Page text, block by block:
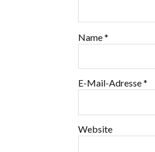
Name*
E-Mail-Adresse*
Website